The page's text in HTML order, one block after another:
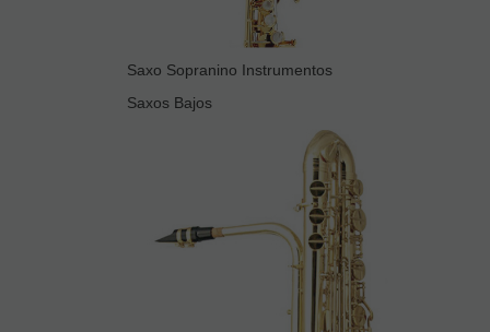
Saxo Sopranino Instrumentos
Saxos Bajos